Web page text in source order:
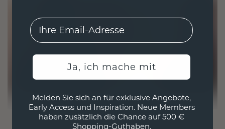
EMail
Ja, ich mache mit
Melden Sie sich an für exklusive Angebote,
Early Access und Inspiration. Neue Members
haben zusätzlich die Chance auf 500 €
Shopping-Guthaben.